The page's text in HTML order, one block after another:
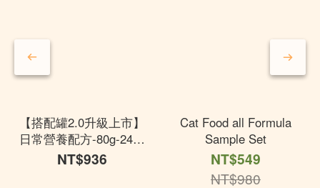
【搭配罐2.0升級上市】
日常營養配方-80g-24入
組
NT$936
Cat Food all Formula
Sample Set
NT$549
NT$980